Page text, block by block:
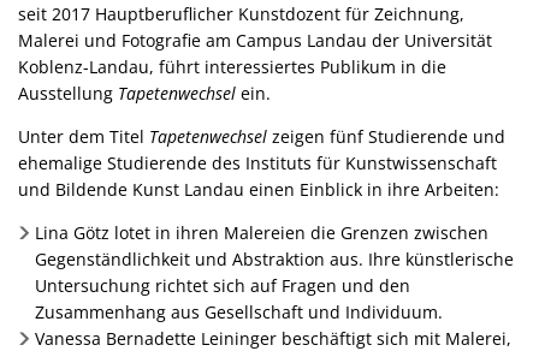
seit 2017 Hauptberuflicher Kunstdozent für Zeichnung,
Malerei und Fotografie am Campus Landau der Universität
Koblenz-Landau, führt interessiertes Publikum in die
Ausstellung Tapetenwechsel ein.
Unter dem Titel Tapetenwechsel zeigen fünf Studierende und
ehemalige Studierende des Instituts für Kunstwissenschaft
und Bildende Kunst Landau einen Einblick in ihre Arbeiten:
Lina Götz lotet in ihren Malereien die Grenzen zwischen
Gegenständlichkeit und Abstraktion aus. Ihre künstlerische
Untersuchung richtet sich auf Fragen und den
Zusammenhang aus Gesellschaft und Individuum.
Vanessa Bernadette Leininger beschäftigt sich mit Malerei,